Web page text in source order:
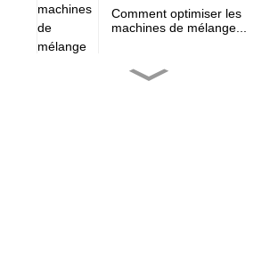
Comment optimiser les
machines de mélange...